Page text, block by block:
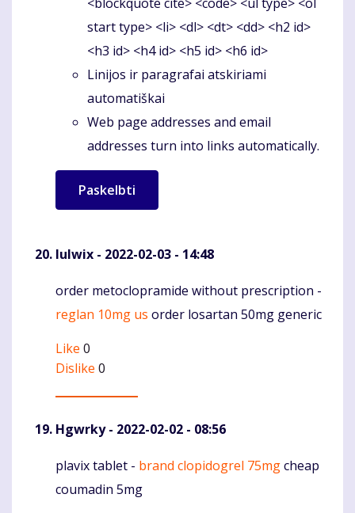
start type> <li> <dl> <dt> <dd> <h2 id>
<h3 id> <h4 id> <h5 id> <h6 id>
Linijos ir paragrafai atskiriami
automatiškai
Web page addresses and email
addresses turn into links automatically.
Iulwix - 2022-02-03 - 14:48
Komentaras
order metoclopramide without prescription -
reglan 10mg us order losartan 50mg generic
Like 0
Dislike 0
Hgwrky- 2022-02-02 - 08:56
Komentaras
plavix tablet - brand clopidogrel 75mgcheap
coumadin 5mg